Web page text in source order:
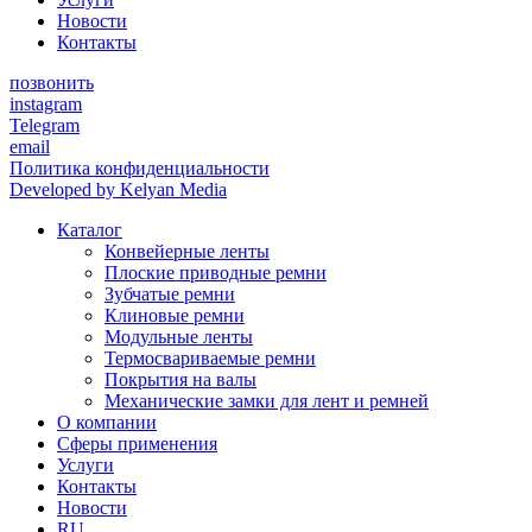
Новости
Контакты
позвонить
instagram
Telegram
email
Политика конфиденциальности
Developed by Kelyan Media
Каталог
Конвейерные ленты
Плоские приводные ремни
Зубчатые ремни
Клиновые ремни
Модульные ленты
Термосвариваемые ремни
Покрытия на валы
Механические замки для лент и ремней
О компании
Сферы применения
Услуги
Контакты
Новости